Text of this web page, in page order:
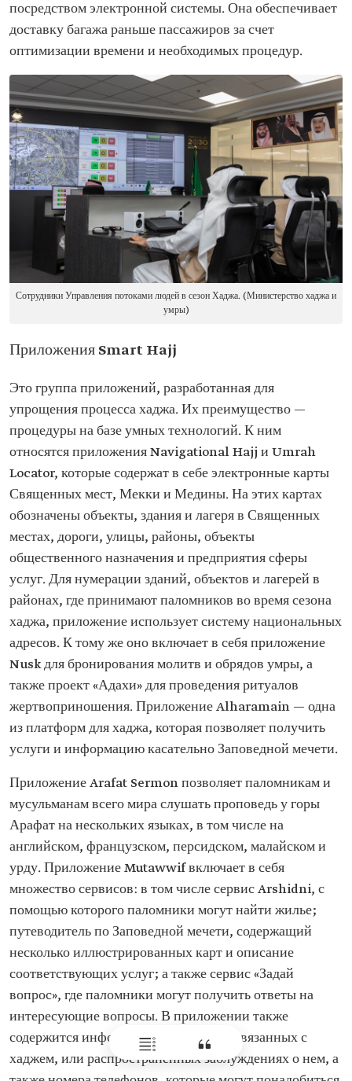
посредством электронной системы. Она обеспечивает
доставку багажа раньше пассажиров за счет
оптимизации времени и необходимых процедур.
Сотрудники Управления потоками людей в сезон Хаджа. (Министерство хаджа и
умры)
Приложения Smart Hajj
Это группа приложений, разработанная для
упрощения процесса хаджа. Их преимущество —
процедуры на базе умных технологий. К ним
относятся приложения Navigational Hajj и Umrah
Locator, которые содержат в себе электронные карты
Священных мест, Мекки и Медины. На этих картах
обозначены объекты, здания и лагеря в Священных
местах, дороги, улицы, районы, объекты
общественного назначения и предприятия сферы
услуг. Для нумерации зданий, объектов и лагерей в
районах, где принимают паломников во время сезона
хаджа, приложение использует систему национальных
адресов. К тому же оно включает в себя приложение
Nusk для бронирования молитв и обрядов умры, а
также проект «Адахи» для проведения ритуалов
жертвоприношения. Приложение Alharamain — одна
из платформ для хаджа, которая позволяет получить
услуги и информацию касательно Заповедной мечети.
Приложение Arafat Sermon позволяет паломникам и
мусульманам всего мира слушать проповедь у горы
Арафат на нескольких языках, в том числе на
английском, французском, персидском, малайском и
урду. Приложение Mutawwif включает в себя
множество сервисов: в том числе сервис Arshidni, с
помощью которого паломники могут найти жилье;
путеводитель по Заповедной мечети, содержащий
несколько иллюстрированных карт и описание
соответствующих услуг; а также сервис «Задай
вопрос», где паломники могут получить ответы на
интересующие вопросы. В приложении также
содержится информация о вопросах, связанных с
хаджем, или распространенных заблуждениях о нем, а